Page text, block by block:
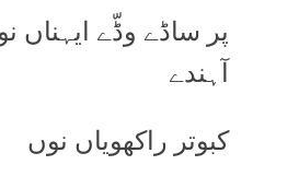
پر ساڈے وڈّے ایہناں
آہندے
کبوتر راکھویاں نوں